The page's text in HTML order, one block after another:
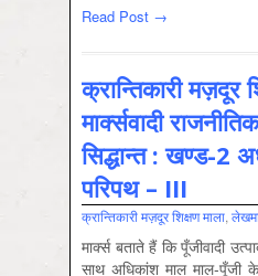
Read Post →
क्रान्तिकारी मज़दूर
मार्क्सवादी
सिद्धान्त : खण्ड-2
परिपथ – III
क्रान्तिकारी मज़दूर शिक्षण माला,
मार्क्स बताते हैं कि पूँजीवादी
साथ अधिकांश माल माल-पूँजी